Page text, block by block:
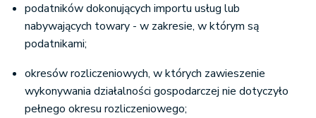
podatników dokonujących importu usług lub
nabywających towary - w zakresie, w którym są
podatnikami;
okresów rozliczeniowych, w których zawieszenie
wykonywania działalności gospodarczej nie dotyczyło
pełnego okresu rozliczeniowego;